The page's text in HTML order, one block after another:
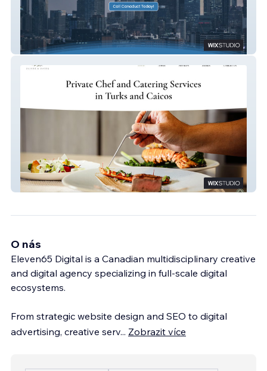
Canaduct Cleaning
Olives & Dates
O nás
Eleven65 Digital is a Canadian multidisciplinary creative
and digital agency specializing in full-scale digital
ecosystems.
From strategic website design and SEO to digital
advertising, creative serv... Zobrazit více